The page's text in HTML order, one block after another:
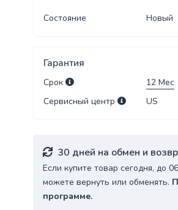
Состояние Новый
Гарантия
Срок 12 Мес
Сервисный центр
US
30 дней на обмен и
Если купите товар сегодня, до
можете вернуть или обменять.
программе.